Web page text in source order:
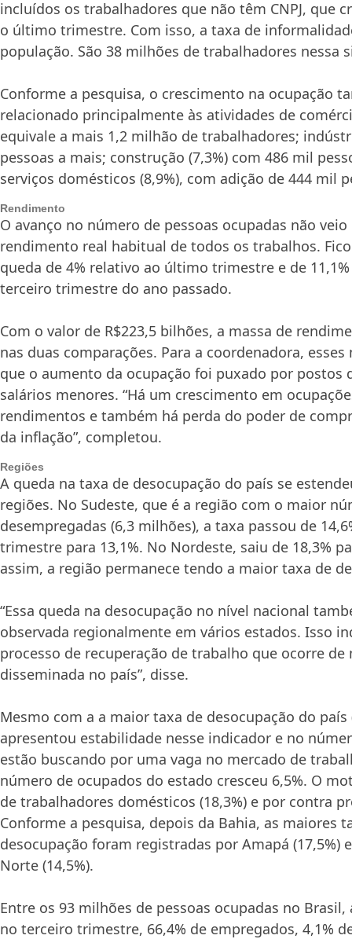
incluídos os trabalhadores que não têm CNPJ, que
o último trimestre. Com isso, a taxa de
população. São 38 milhões de trabalhadores nessa
Conforme a pesquisa, o crescimento na ocupação
relacionado principalmente às atividades de
equivale a mais 1,2 milhão de trabalhadores;
pessoas a mais; construção (7,3%) com 486 mil
serviços domésticos (8,9%), com adição de 444 mil
Rendimento
O avanço no número de pessoas ocupadas não
rendimento real habitual de todos os trabalhos.
queda de 4% relativo ao último trimestre e de
terceiro trimestre do ano passado.
Com o valor de R$223,5 bilhões, a massa de
nas duas comparações. Para a coordenadora,
que o aumento da ocupação foi puxado por postos
salários menores. “Há um crescimento em
rendimentos e também há perda do poder de
da inflação”, completou.
Regiões
A queda na taxa de desocupação do país se
regiões. No Sudeste, que é a região com o maior
desempregadas (6,3 milhões), a taxa passou de
trimestre para 13,1%. No Nordeste, saiu de 18,3%
assim, a região permanece tendo a maior taxa de
“Essa queda na desocupação no nível nacional
observada regionalmente em vários estados. Isso
processo de recuperação de trabalho que ocorre de
disseminada no país”, disse.
Mesmo com a a maior taxa de desocupação do país
apresentou estabilidade nesse indicador e no
estão buscando por uma vaga no mercado de
número de ocupados do estado cresceu 6,5%. O
de trabalhadores domésticos (18,3%) e por contra
Conforme a pesquisa, depois da Bahia, as maiores
desocupação foram registradas por Amapá (17,5%)
Norte (14,5%).
Entre os 93 milhões de pessoas ocupadas no Brasil,
no terceiro trimestre, 66,4% de empregados, 4,1%